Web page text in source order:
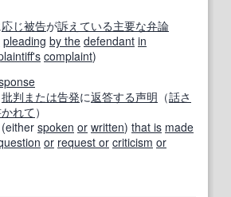
応じ被告が訴え ている主要な弁論
pleading by the defendant in
's complaint)
批判 または告発に返答する声明 （話さ
れて）
(either spoken or written) that is made
or request or criticism or